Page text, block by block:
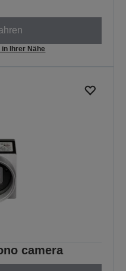
Ihrer Nähe
camera